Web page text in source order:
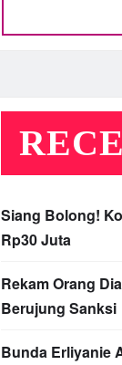
Siang Bolong!
Rp30 Juta
Rekam Orang
Berujung Sanksi
Bunda Erliyanie